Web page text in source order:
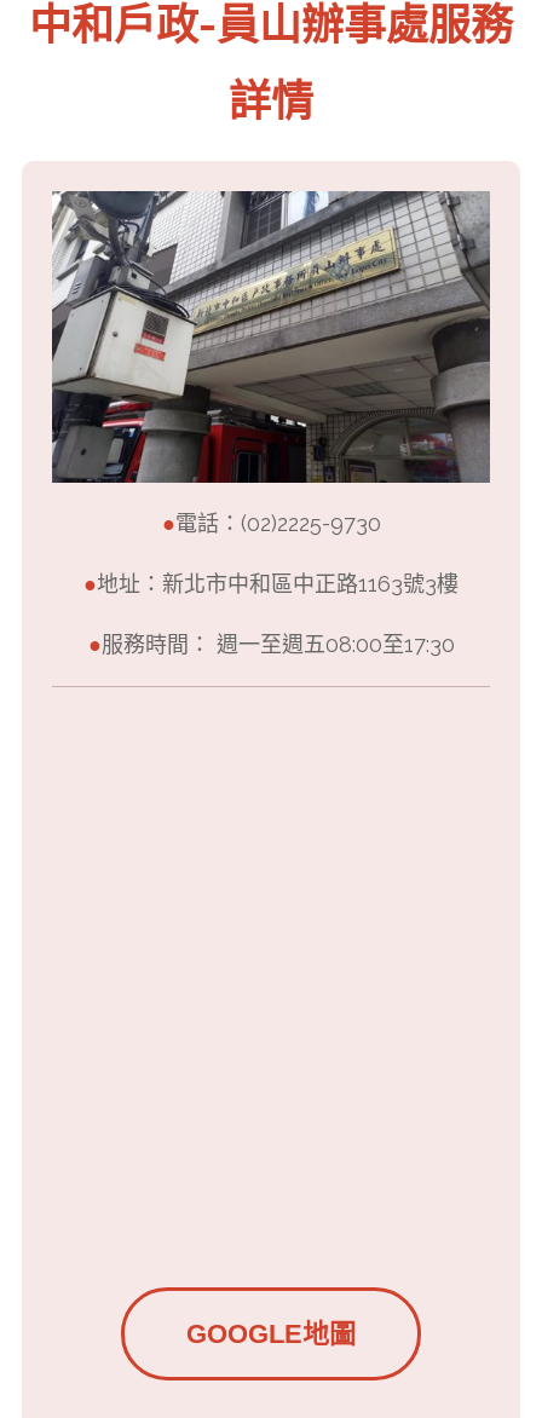
中和戶政-員山辦事處服務
詳情
●電話：(02)2225-9730
●地址：新北市中和區中正路1163號3樓
●服務時間： 週一至週五08:00至17:30
GOOGLE地圖